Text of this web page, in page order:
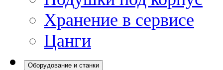
Хранение в сервисе
Цанги
Оборудование и станки